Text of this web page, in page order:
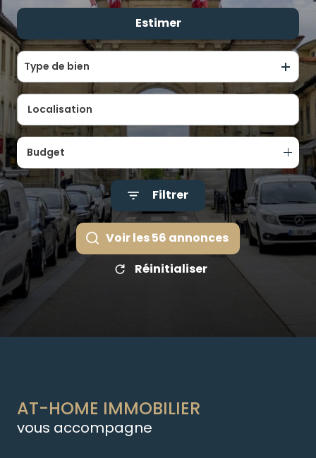
ALERTE
ÉQUIPE
CONTACT
De l'immo pro
Estimer
Type de bien
Budget
Filtrer
Voir les56 annonces
Réinitialiser
AT-HOME IMMOBILIER
vous accompagne